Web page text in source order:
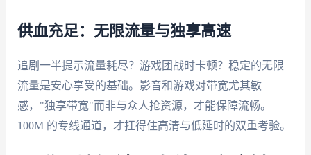
供血充足：无限流量与独享高速
追剧一半提示流量耗尽？游戏团战时卡顿？稳定的无限
流量是安心享受的基础。影音和游戏对带宽尤其敏
感，"独享带宽"而非与众人抢资源，才能保障流畅。
100M 的专线通道，才扛得住高清与低延时的双重考验。